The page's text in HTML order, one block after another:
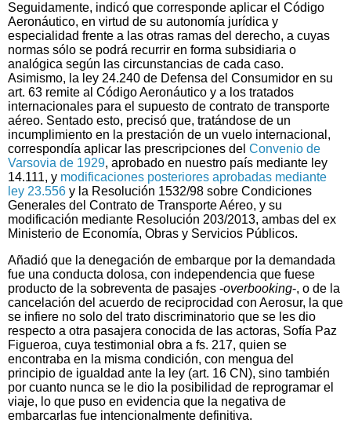
Seguidamente, indicó que corresponde aplicar el Código
Aeronáutico, en virtud de su autonomía jurídica y
especialidad frente a las otras ramas del derecho, a cuyas
normas sólo se podrá recurrir en forma subsidiaria o
analógica según las circunstancias de cada caso.
Asimismo, la ley 24.240 de Defensa del Consumidor en su
art. 63 remite al Código Aeronáutico y a los tratados
internacionales para el supuesto de contrato de transporte
aéreo. Sentado esto, precisó que, tratándose de un
incumplimiento en la prestación de un vuelo internacional,
correspondía aplicar las prescripciones del Convenio de
Varsovia de 1929, aprobado en nuestro país mediante ley
14.111, y modificaciones posteriores aprobadas mediante
ley 23.556 y la Resolución 1532/98 sobre Condiciones
Generales del Contrato de Transporte Aéreo, y su
modificación mediante Resolución 203/2013, ambas del ex
Ministerio de Economía, Obras y Servicios Públicos.
Añadió que la denegación de embarque por la demandada
fue una conducta dolosa, con independencia que fuese
producto de la sobreventa de pasajes -overbooking-, o de la
cancelación del acuerdo de reciprocidad con Aerosur, la que
se infiere no solo del trato discriminatorio que se les dio
respecto a otra pasajera conocida de las actoras, Sofía Paz
Figueroa, cuya testimonial obra a fs. 217, quien se
encontraba en la misma condición, con mengua del
principio de igualdad ante la ley (art. 16 CN), sino también
por cuanto nunca se le dio la posibilidad de reprogramar el
viaje, lo que puso en evidencia que la negativa de
embarcarlas fue intencionalmente definitiva.